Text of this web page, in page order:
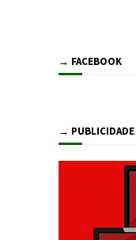
→ FACEBOOK
→ PUBLICIDADE